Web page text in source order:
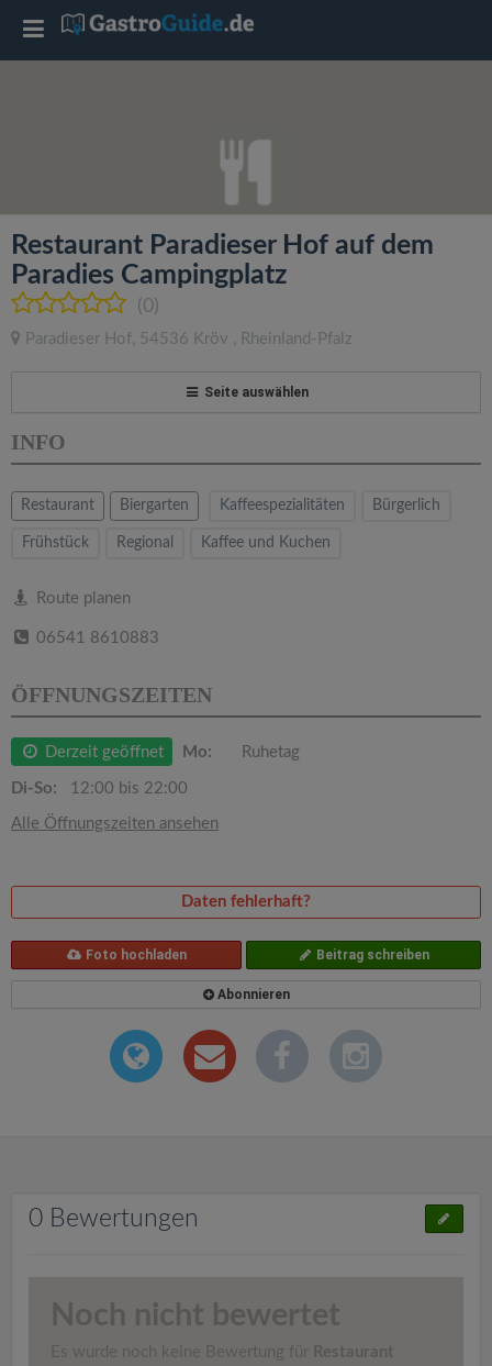
Restaurant Paradieser Hof auf dem
Paradies Campingplatz
(0)
Paradieser Hof, 54536 Kröv , Rheinland-Pfalz
Seite auswählen
INFO
Restaurant Biergarten Kaffeespezialitäten Bürgerlich
Frühstück Regional Kaffee und Kuchen
Route planen
06541 8610883
ÖFFNUNGSZEITEN
Derzeit geöffnet Mo: Ruhetag
Di-So: 12:00 bis 22:00
Alle Öffnungszeiten ansehen
Daten fehlerhaft?
Foto hochladen Beitrag schreiben
Abonnieren
0 Bewertungen
Noch nicht bewertet
Es wurde noch keine Bewertung für Restaurant
T
e
a
v
i
i